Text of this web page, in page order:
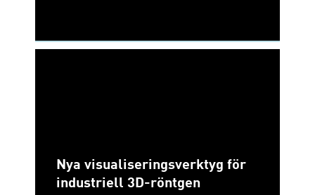
Nya visualiseringsverktyg för
industriell 3D-röntgen